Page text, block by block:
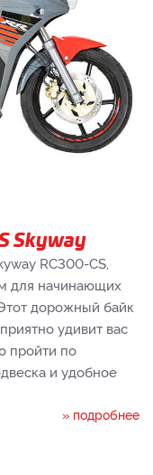
Skyway
RC300-CS,
для начинающих
дорожный байк
удивит вас
пройти по
и удобное
» подробнее